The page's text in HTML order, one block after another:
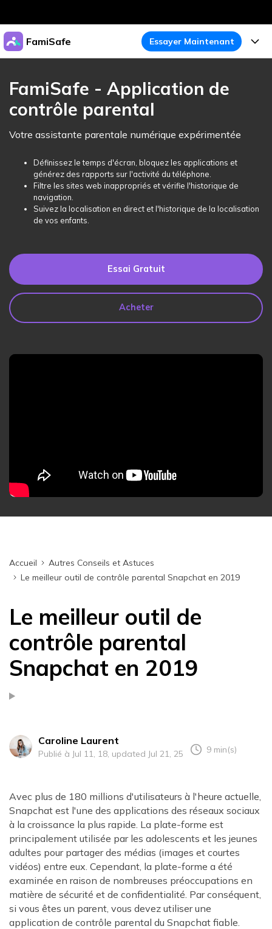
Produits phares
Utilité
Aperçu
Solutions
Actualités
Boutique
Support
FamiSafe Essayer Maintenant
FamiSafe
Protégez la Vie Numérique de Vos Enfants
Essai Gratuit
FamiSafe pour Écoles
Essai Gratuit
Fonctionnalités
Activité de l'Appareil
Service de Localisation
Blog
Traceur de Localisation
Temps d'Écran
Blocage d'Apps
Lire Plus>
Ressources
Thèmes Phares
Guide FamiSafe
Tarifs
FamiSafe - Application de
contrôle parental
Votre assistante parentale numérique expérimentée
Définissez le temps d'écran, bloquez les applications et
générez des rapports sur l'activité du téléphone.
Filtre les sites web inappropriés et vérifie l'historique de
navigation.
Suivez la localisation en direct et l'historique de la localisation
de vos enfants.
Essai Gratuit
Acheter
Accueil
Autres Conseils et Astuces
Le meilleur outil de contrôle parental Snapchat en 2019
Le meilleur outil de
contrôle parental
Snapchat en 2019
Caroline Laurent
Publié à Jul 11, 18, updated Jul 21, 25 9 min(s)
Avec plus de 180 millions d'utilisateurs à l'heure actuelle,
Snapchat est l'une des applications des réseaux sociaux
à la croissance la plus rapide. La plate-forme est
principalement utilisée par les adolescents et les jeunes
adultes pour partager des médias (images et courtes
vidéos) entre eux. Cependant, la plate-forme a été
examinée en raison de nombreuses préoccupations en
matière de sécurité et de confidentialité. Par conséquent,
si vous êtes un parent, vous devez utiliser une
application de contrôle parental du Snapchat fiable.